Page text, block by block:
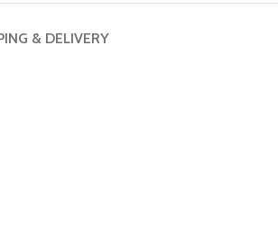
& DELIVERY